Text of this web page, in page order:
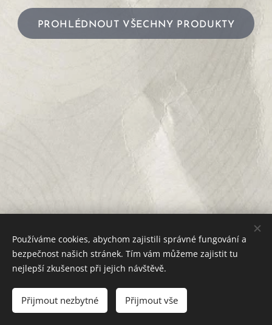
PROHLÉDNOUT VŠECHNY PRODUKTY
Vytvořeno službouWebnode
Používáme cookies, abychom zajistili správné fungování a
bezpečnost našich stránek. Tím vám můžeme zajistit tu
nejlepší zkušenost při jejich návštěvě.
Přijmout nezbytné Přijmout vše